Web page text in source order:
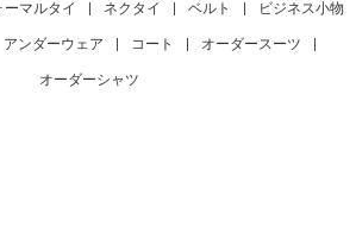
ーマルタイ ネクタイ ベルト ビジネス小物
アンダーウェア コート オーダースーツ
オーダーシャツ